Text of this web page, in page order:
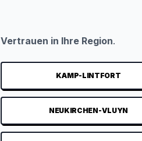
Vertrauen in Ihre Region.
KAMP-LINTFORT
NEUKIRCHEN-VLUYN